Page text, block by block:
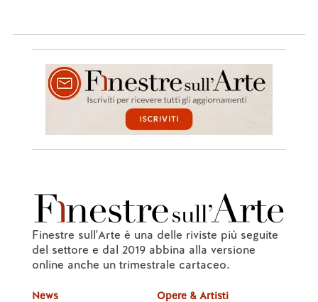
Finestre sull'Arte è una delle riviste più seguite
del settore e dal 2019 abbina alla versione
online anche un trimestrale cartaceo.
News Opere & Artisti